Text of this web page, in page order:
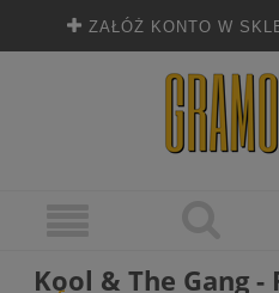
ZAŁÓŻ KONTO W
Kool & The Gang -